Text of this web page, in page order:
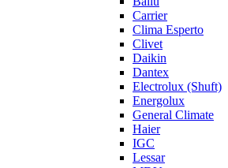
Carrier
Clima Esperto
Clivet
Daikin
Dantex
Electrolux (Shuft)
Energolux
General Climate
Haier
IGC
Lessar